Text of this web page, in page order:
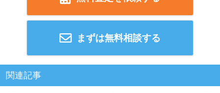
まずは無料相談する
関連記事